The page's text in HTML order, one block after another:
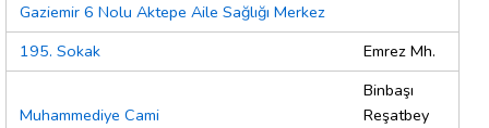
Gaziemir 6 Nolu Aktepe Aile Sağlığı Merkez
195. Sokak
Emrez Mh.
Muhammediye Cami
Binbaşı
Reşatbey